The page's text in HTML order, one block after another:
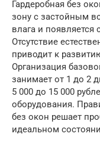
Гардеробная без
зону с застойным
влага и
Отсутствие
приводит к
Организация
занимает от 1 до 2
5 000 до 15 000
оборудования.
без окон решает
идеальном